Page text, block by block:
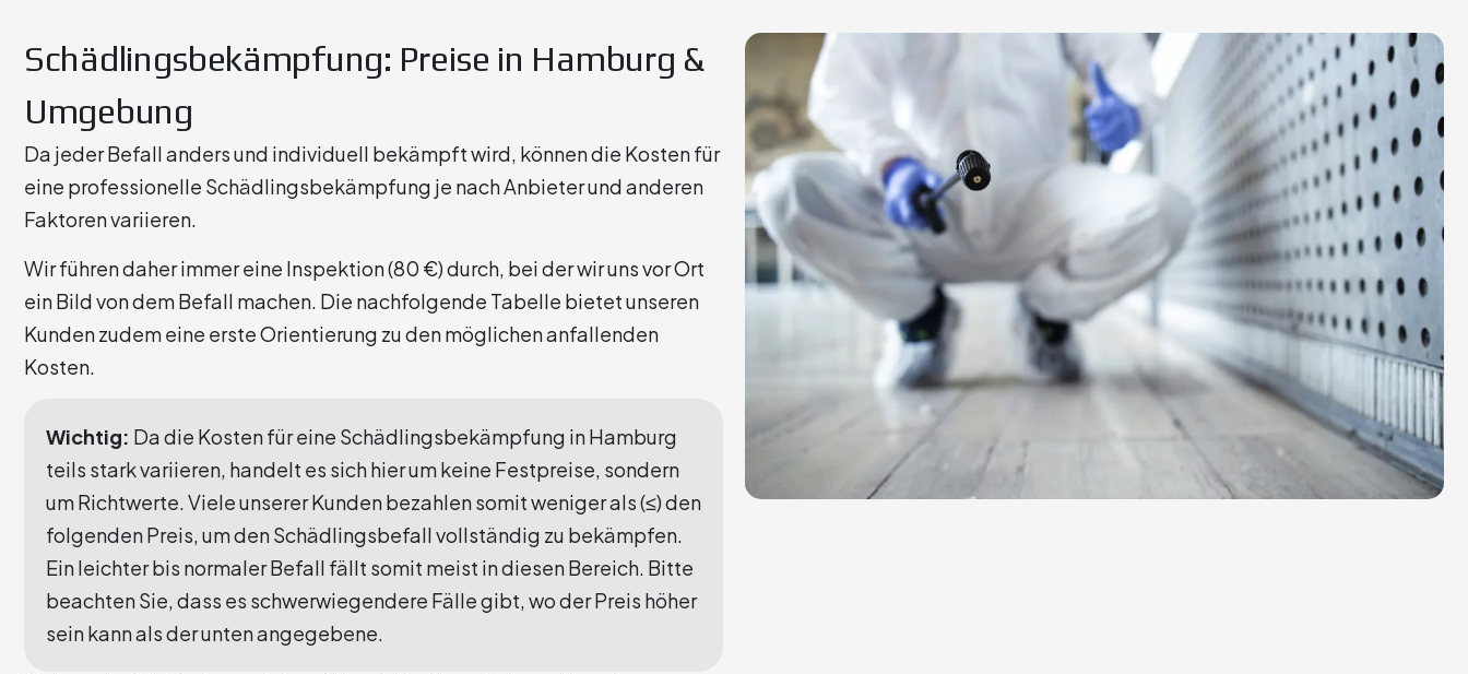
Schädlingsbekämpfung: Preise in Hamburg &
Umgebung
Da jeder Befall anders und individuell bekämpft wird, können die Kosten für
eine professionelle Schädlingsbekämpfung je nach Anbieter und anderen
Faktoren variieren.
Wir führen daher immer eine Inspektion (80 €) durch, bei der wir uns vor Ort
ein Bild von dem Befall machen. Die nachfolgende Tabelle bietet unseren
Kunden zudem eine erste Orientierung zu den möglichen anfallenden
Kosten.
Wichtig: Da die Kosten für eine Schädlingsbekämpfung in Hamburg
teils stark variieren, handelt es sich hier um keine Festpreise, sondern
um Richtwerte. Viele unserer Kunden bezahlen somit weniger als (≤) den
folgenden Preis, um den Schädlingsbefall vollständig zu bekämpfen.
Ein leichter bis normaler Befall fällt somit meist in diesen Bereich. Bitte
beachten Sie, dass es schwerwiegendere Fälle gibt, wo der Preis höher
sein kann als der unten angegebene.